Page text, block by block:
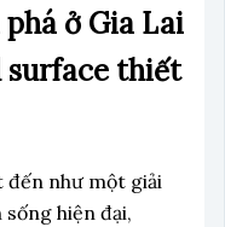
ở Gia Lai
surface thiết
đến như một giải
hiện đại,